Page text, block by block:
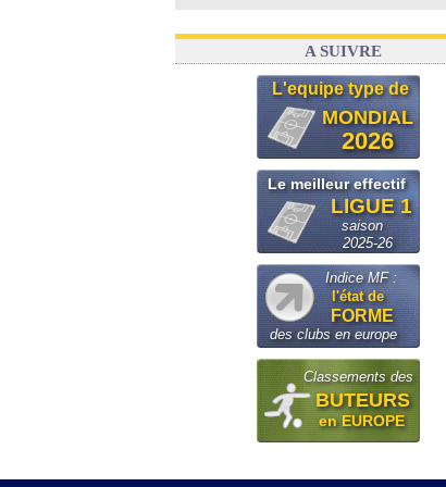
A SUIVRE
L'equipe type de
MONDIAL
2026
Le meilleur effectif
LIGUE 1
saison
2025-26
Indice MF :
l'état de
FORME
des clubs en europe
Classements des
BUTEURS
en EUROPE